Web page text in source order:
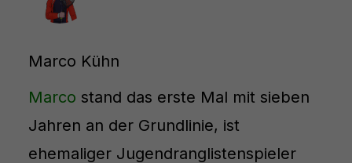
Marco Kühn
Marco stand das erste Mal mit sieben
Jahren an der Grundlinie, ist
ehemaliger Jugendranglistenspieler